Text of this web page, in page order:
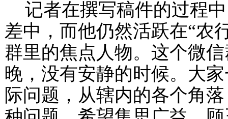
记者在撰写稿件的过程
差中，而他仍然活跃在“农
群里的焦点人物。这个微
晚，没有安静的时候。大
际问题，从辖内的各个角